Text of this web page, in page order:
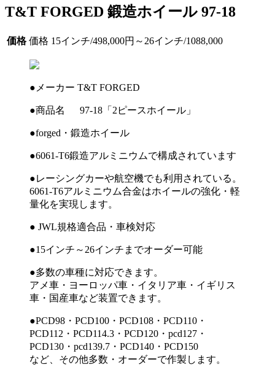
T&T FORGED 鍛造ホイール 97-18
価格 価格 15インチ/498,000円～26インチ/1088,000
●メーカー T&T FORGED
●商品名 97-18「2ピースホイール」
●forged・鍛造ホイール
●6061-T6鍛造アルミニウムで構成されています
●レーシングカーや航空機でも利用されている。
6061-T6アルミニウム合金はホイールの強化・軽
量化を実現します。
● JWL規格適合品・車検対応
●15インチ～26インチまでオーダー可能
●多数の車種に対応できます。
アメ車・ヨーロッパ車・イタリア車・イギリス
車・国産車など装置できます。
●PCD98・PCD100・PCD108・PCD110・
PCD112・PCD114.3・PCD120・pcd127・
PCD130・pcd139.7・PCD140・PCD150
など、その他多数・オーダーで作製します。